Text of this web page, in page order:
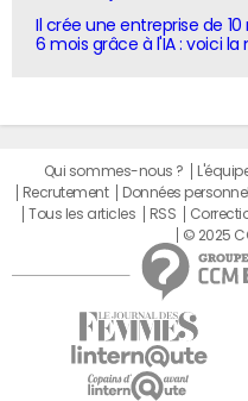
Il crée une entreprise de
6 mois grâce à l'IA : voici
Qui sommes-nous ?
Recrutement
Données
Tous les articles
RSS
© 2025